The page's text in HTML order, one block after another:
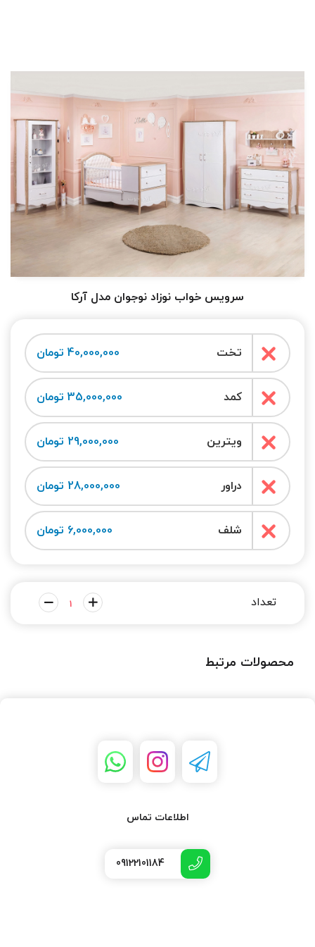
سرویس خواب نوزاد نوجوان مدل آرکا
تخت 40,000,000 تومان
کمد 35,000,000 تومان
ویترین 29,000,000 تومان
دراور 28,000,000 تومان
شلف 6,000,000 تومان
محصولات مرتبط
اطلاعات تماس
09122101184